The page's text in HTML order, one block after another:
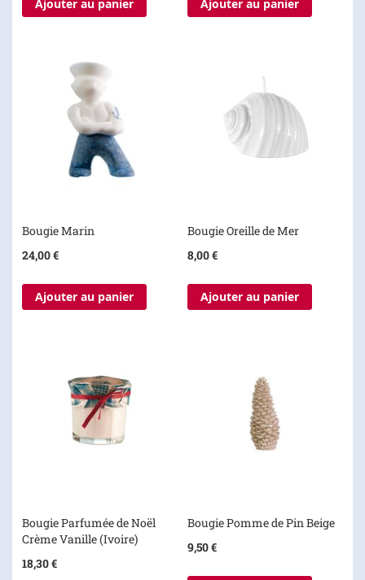
Ajouter au panier Ajouter au panier
Bougie Marin
24,00 €
Ajouter au panier
Bougie Oreille de Mer
8,00 €
Ajouter au panier
Bougie Parfumée de Noël
Crème Vanille (Ivoire)
18,30 €
Bougie Pomme de Pin Beige
9,50 €